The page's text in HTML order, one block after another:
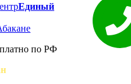
Единый
по РФ